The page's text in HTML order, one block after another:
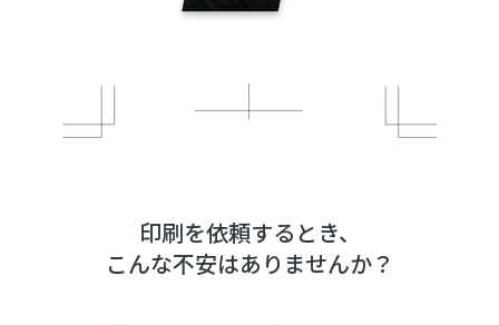
印刷を依頼するとき、
こんな不安はありませんか？